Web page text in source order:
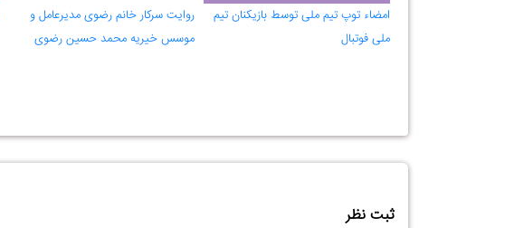
امضاء توپ تیم ملی توسط بازیکنان تیم
ملی فوتبال
روایت سرکار خانم رضوی مدیرعامل و
موسس خیریه محمد حسین رضوی
ثبت نظر